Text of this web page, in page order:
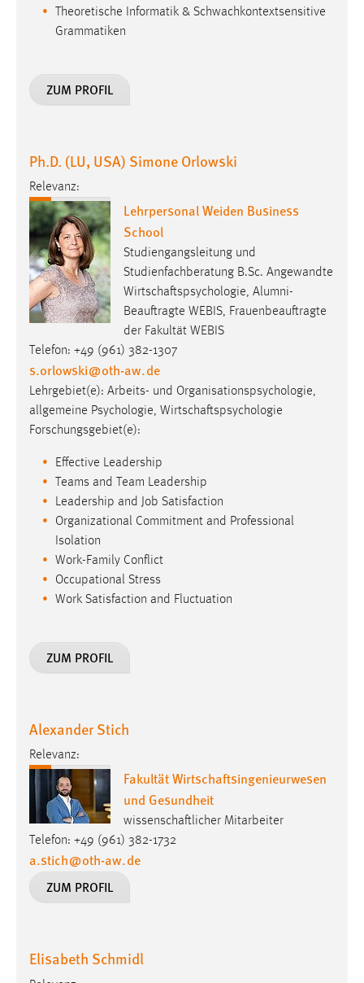
Theoretische Informatik & Schwachkontextsensitive
Grammatiken
ZUM PROFIL
Ph.D. (LU, USA) Simone Orlowski
Relevanz:
Lehrpersonal Weiden Business
School
Studiengangsleitung und
Studienfachberatung B.Sc. Angewandte
Wirtschaftspsychologie, Alumni-
Beauftragte WEBIS, Frauenbeauftragte
der Fakultät WEBIS
Telefon: +49 (961) 382-1307
s.orlowski@oth-aw.de
Lehrgebiet(e): Arbeits- und Organisationspsychologie,
allgemeine Psychologie, Wirtschaftspsychologie
Forschungsgebiet(e):
Effective Leadership
Teams and Team Leadership
Leadership and Job Satisfaction
Organizational Commitment and Professional
Isolation
Work-Family Conflict
Occupational Stress
Work Satisfaction and Fluctuation
ZUM PROFIL
Alexander Stich
Relevanz:
Fakultät Wirtschaftsingenieurwesen
und Gesundheit
wissenschaftlicher Mitarbeiter
Telefon: +49 (961) 382-1732
a.stich@oth-aw.de
ZUM PROFIL
Elisabeth Schmidl